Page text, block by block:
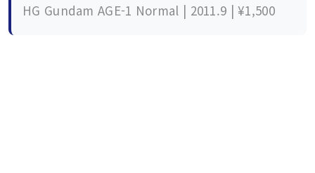
HG Gundam AGE-1 Normal | 2011.9 | ¥1,500